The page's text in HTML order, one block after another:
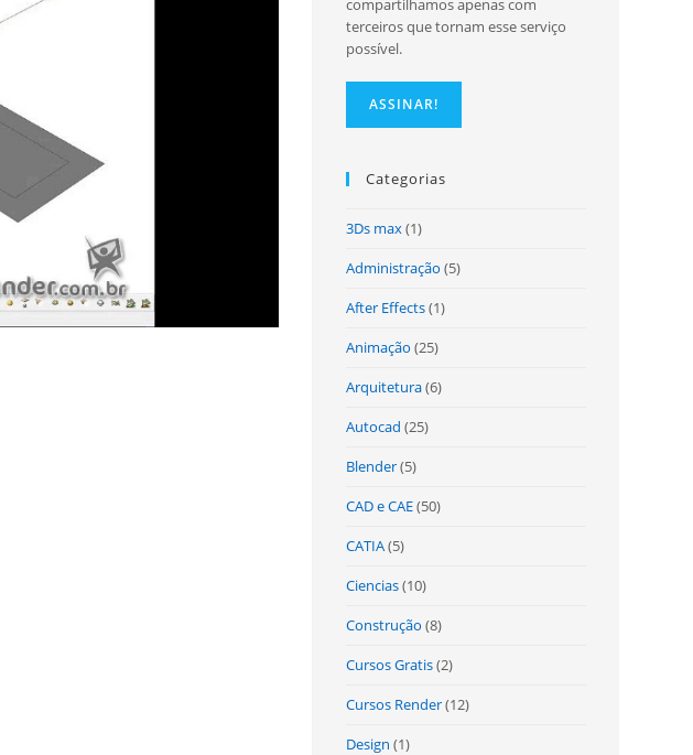
compartilhamos apenas com
terceiros que tornam esse serviço
possível.
Categorias
3Ds max(1)
Administração (5)
After Effects(1)
Animação (25)
Arquitetura(6)
Autocad (25)
Blender(5)
CAD e CAE(50)
CATIA(5)
Ciencias(10)
Construção (8)
Cursos Gratis(2)
Cursos Render(12)
Design (1)